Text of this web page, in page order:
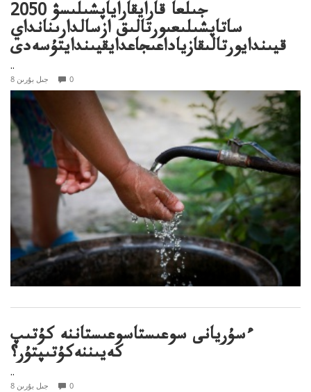
2050 جىلعا قارايقاراياپشىلىسۋ
ساتاپشىلىعىورتالىق ازسالدارىنانداي
قيىندايورتالىقازياداعىجاعدايقيىندايتۇسەدى
..
8 جىل بۇرىن 0
ءسۇريانى سوعىستاسوعىستاننە كۇتىپ
كەيىننەكۇتىپتۇر؟
..
8 جىل بۇرىن 0